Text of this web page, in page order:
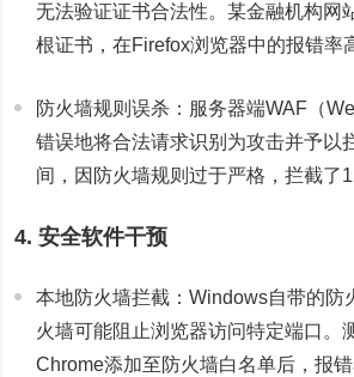
无法验证证书合法性。某金融机构网
根证书，在Firefox浏览器中的报错率
防火墙规则误杀：服务器端WAF（
错误地将合法请求识别为攻击并予以
间，因防火墙规则过于严格，拦截了
4. 安全软件干预
本地防火墙拦截：Windows自带的防
火墙可能阻止浏览器访问特定端口。
Chrome添加至防火墙白名单后，报错